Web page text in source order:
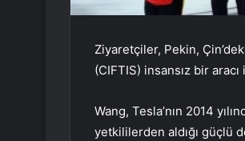
Ziyaretçiler, Pekin,
(CIFTIS) insansız bir
Wang, Tesla’nın 2014
yetkililerden aldığı güçlü